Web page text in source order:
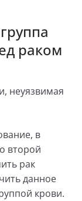
раком
неуязвимая
в
второй
рак
данное
крови.